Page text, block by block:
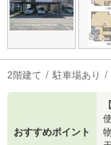
2階建て 駐車場あり
おすすめポイント